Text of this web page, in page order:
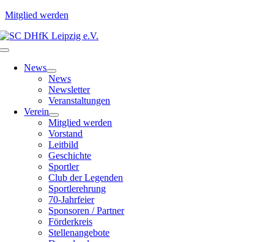
Mitglied werden
Zum
Inhalt
Toggle
NavigationNews
News
Newsletter
Veranstaltungen
Verein
Mitglied werden
Vorstand
Leitbild
Geschichte
Sportler
Club der Legenden
Sportlerehrung
70-Jahrfeier
Sponsoren / Partner
Förderkreis
Stellenangebote